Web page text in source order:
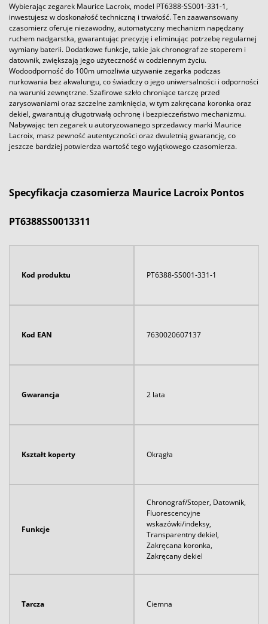
Wybierając zegarek Maurice Lacroix, model PT6388-SS001-331-1,
inwestujesz w doskonałość techniczną i trwałość. Ten zaawansowany
czasomierz oferuje niezawodny, automatyczny mechanizm napędzany
ruchem nadgarstka, gwarantując precyzję i eliminując potrzebę regularnej
wymiany baterii. Dodatkowe funkcje, takie jak chronograf ze stoperem i
datownik, zwiększają jego użyteczność w codziennym życiu.
Wodoodporność do 100m umożliwia używanie zegarka podczas
nurkowania bez akwalungu, co świadczy o jego uniwersalności i odporności
na warunki zewnętrzne. Szafirowe szkło chroniące tarczę przed
zarysowaniami oraz szczelne zamknięcia, w tym zakręcana koronka oraz
dekiel, gwarantują długotrwałą ochronę i bezpieczeństwo mechanizmu.
Nabywając ten zegarek u autoryzowanego sprzedawcy marki Maurice
Lacroix, masz pewność autentyczności oraz dwuletnią gwarancję, co
jeszcze bardziej potwierdza wartość tego wyjątkowego czasomierza.
Specyfikacja czasomierza Maurice Lacroix Pontos
PT6388SS0013311
Kod produktu PT6388-SS001-331-1
Kod EAN 7630020607137
Gwarancja 2 lata
Kształt koperty Okrągła
Funkcje
Chronograf/Stoper, Datownik,
Fluorescencyjne
wskazówki/indeksy,
Transparentny dekiel,
Zakręcana koronka,
Zakręcany dekiel
Tarcza Ciemna